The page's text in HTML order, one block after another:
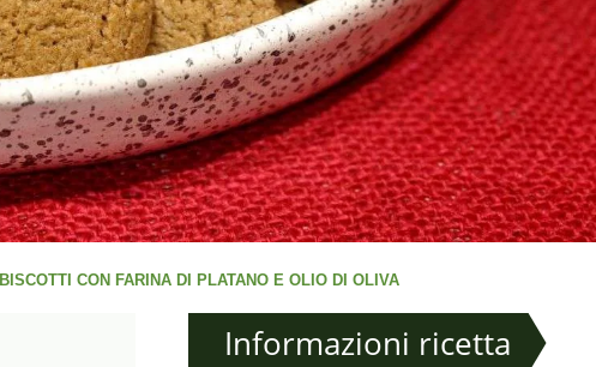
BISCOTTI CON FARINA DI PLATANO E OLIO DI OLIVA
Informazioni ricetta